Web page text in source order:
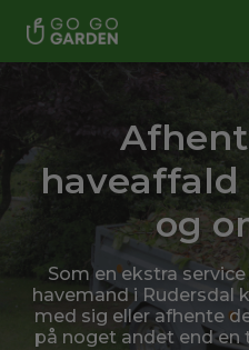
haveaffald
og
Som en ekstra
havemand i Rudersdal
med sig eller afhente
på noget andet end en